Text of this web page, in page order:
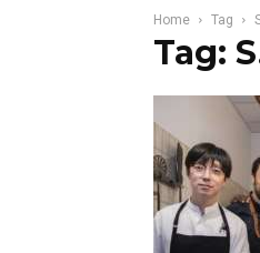
Home Tag
Tag: